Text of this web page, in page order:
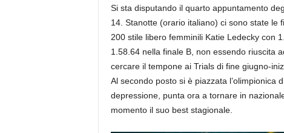
Si sta disputando il quarto appuntamento
14. Stanotte (orario italiano) ci sono state le
200 stile libero femminili Katie Ledecky con
1.58.64 nella finale B, non essendo riuscita
cercare il tempone ai Trials di fine giugno-
Al secondo posto si è piazzata l’olimpionica
depressione, punta ora a tornare in
momento il suo best stagionale.